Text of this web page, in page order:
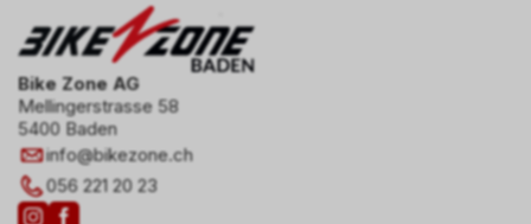
Bike Zone AG
Mellingerstrasse 58
5400 Baden
info@bikezone.ch
056 221 20 23